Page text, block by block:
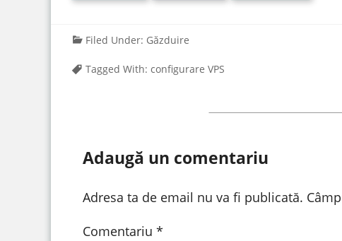
Filed Under: Găzduire
Tagged With: configurare VPS
Adaugă un comentariu
Adresa ta de email nu va fi publicată.
Comentariu *